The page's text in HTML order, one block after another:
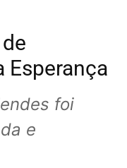
Esperança
foi
e